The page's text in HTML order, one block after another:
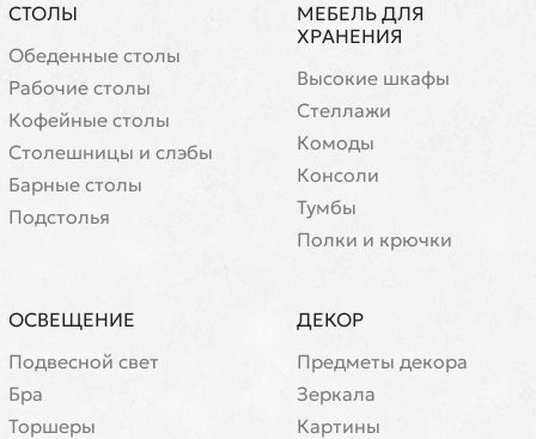
СТОЛЫ
Обеденные столы
Рабочие столы
Кофейные столы
Cтолешницы и слэбы
Барные столы
Подстолья
МЕБЕЛЬ ДЛЯ
ХРАНЕНИЯ
Высокие шкафы
Стеллажи
Комоды
Консоли
Тумбы
Полки и крючки
ОСВЕЩЕНИЕ
Подвесной свет
Бра
Торшеры
ДЕКОР
Предметы декора
Зеркала
Картины